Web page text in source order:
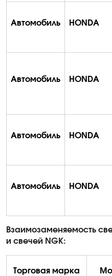
Автомобиль HONDA
Автомобиль HONDA
Автомобиль HONDA
Автомобиль HONDA
Взаимозаменяемость
и свечей NGK:
Торговая марка